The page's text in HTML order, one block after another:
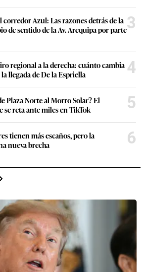
Azul: Las razones detrás de la
de sentido de la Av. Arequipa por parte3
regional a la derecha: cuánto cambia
llegada de De la Espriella
4
Plaza Norte al Morro Solar? El
se reta ante miles en TikTok
5
tienen más escaños, pero la
nueva brecha
6